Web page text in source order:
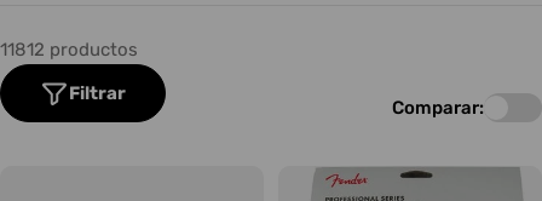
11812 productos
Filtrar
Comparar: